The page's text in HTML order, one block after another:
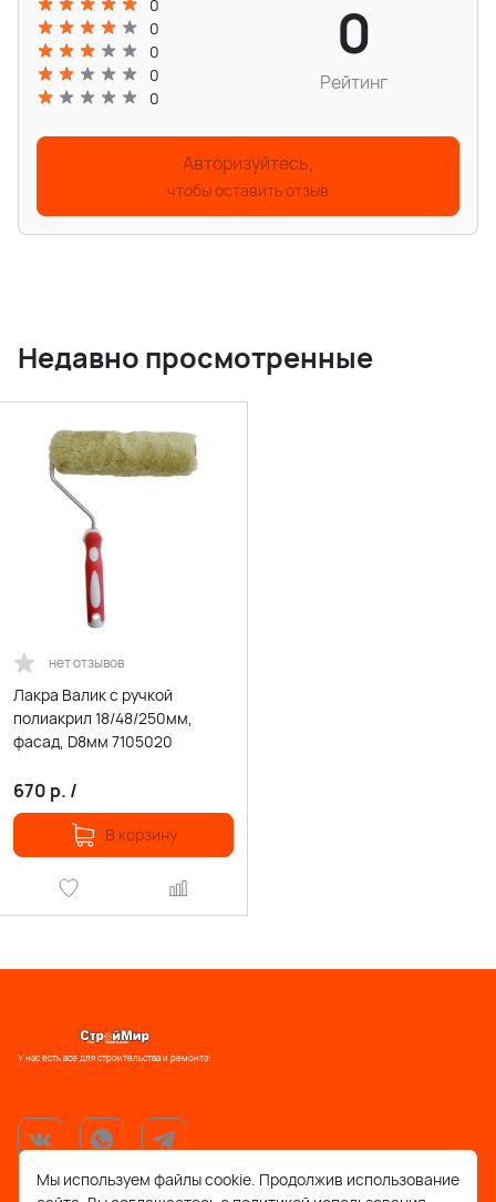
0
0
0
0
0
0
Рейтинг
Авторизуйтесь,
чтобы оставить отзыв
Недавно просмотренные
нет отзывов
Лакра Валик с ручкой
полиакрил 18/48/250мм,
фасад, D8мм 7105020
670 р. /
В корзину
У нас есть все для строительства и ремонта!
Мы используем файлы cookie. Продолжив использование